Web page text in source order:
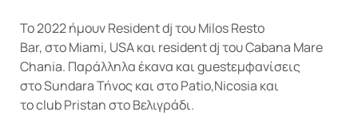
To 2022 ήμουν Resident dj του Milos Resto
Bar, στο Miami, USA και resident dj του Cabana Mare
Chania. Παράλληλα έκανα και guestεμφανίσεις
στο Sundara Τήνος και στο Patio,Nicosia και
το club Pristan στο Βελιγράδι.